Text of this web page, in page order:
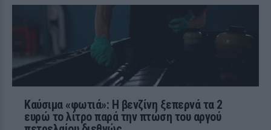
Καύσιμα «φωτιά»: Η βενζίνη ξεπερνά τα 2
ευρώ το λίτρο παρά την πτώση του αργού